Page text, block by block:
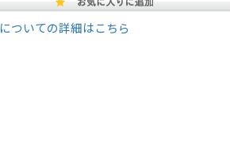
ついての詳細はこちら